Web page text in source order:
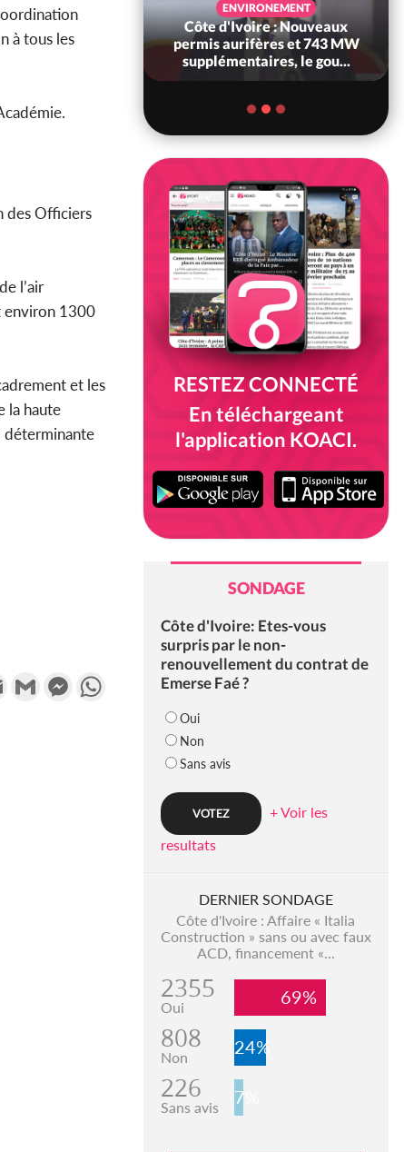
à tous les
des Officiers
l’air
environ 1300
et les
la haute
déterminante
Email Gmail MessengerWhatsApp
SANTÉ
: Réforme
gouvernement
ENVIRONEMENT
Côte d'Ivoire : Nouveaux
permis aurifères et 743 MW
supplémentaires, le gou...
RESTEZ CONNECTÉ
En téléchargeant
l'application KOACI.
SONDAGE
Côte d'Ivoire: Etes-vous
surpris par le non-
renouvellement du contrat de
Emerse Faé ?
Oui
Non
Sans avis
+ Voir les
resultats
DERNIER SONDAGE
Côte d'Ivoire : Affaire « Italia
Construction » sans ou avec faux
ACD, financement «...
2355
Oui 69%
808
Non 24%
226
Sans avis 7%